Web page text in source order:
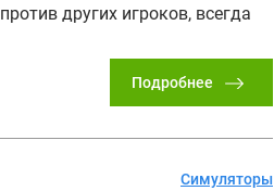
других игроков, всегда
Подробнее
Симуляторы